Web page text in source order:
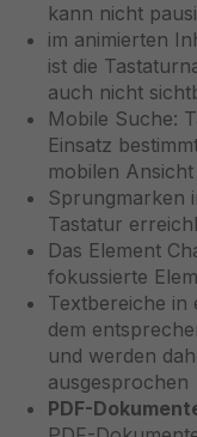
kann nicht
im animierten
ist die
auch nicht
Mobile Suche:
Einsatz
mobilen
Sprungmarken
Tastatur
Das Element
fokussierte
Textbereiche in
dem
und werden
ausgesprochen
PDF-